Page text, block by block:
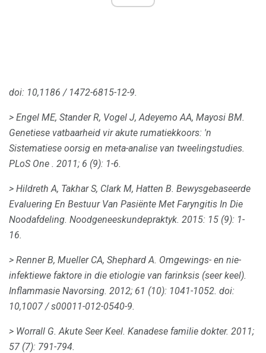
doi: 10,1186 / 1472-6815-12-9.
> Engel ME, Stander R, Vogel J, Adeyemo AA, Mayosi BM.
Genetiese vatbaarheid vir akute rumatiekkoors: 'n
Sistematiese oorsig en meta-analise van tweelingstudies.
PLoS One . 2011; 6 (9): 1-6.
> Hildreth A, Takhar S, Clark M, Hatten B. Bewysgebaseerde
Evaluering En Bestuur Van Pasiënte Met Faryngitis In Die
Noodafdeling. Noodgeneeskundepraktyk. 2015: 15 (9): 1-
16.
> Renner B, Mueller CA, Shephard A. Omgewings- en nie-
infektiewe faktore in die etiologie van farinksis (seer keel).
Inflammasie Navorsing. 2012; 61 (10): 1041-1052. doi:
10,1007 / s00011-012-0540-9.
> Worrall G. Akute Seer Keel. Kanadese familie dokter. 2011;
57 (7): 791-794.